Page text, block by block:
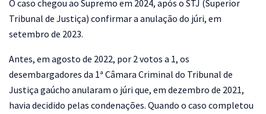
O caso chegou ao Supremo em 2024, após o STJ (Superior
Tribunal de Justiça) confirmar a anulação do júri, em
setembro de 2023.
Antes, em agosto de 2022, por 2 votos a 1, os
desembargadores da 1ª Câmara Criminal do Tribunal de
Justiça gaúcho anularam o júri que, em dezembro de 2021,
havia decidido pelas condenações. Quando o caso completou